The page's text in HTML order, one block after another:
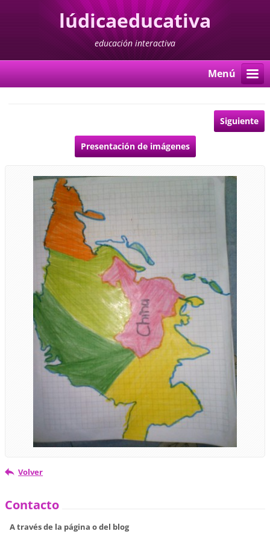
lúdicaeducativa
educación interactiva
Menú
Siguiente
Presentación de imágenes
Volver
Contacto
A través de la página o del blog